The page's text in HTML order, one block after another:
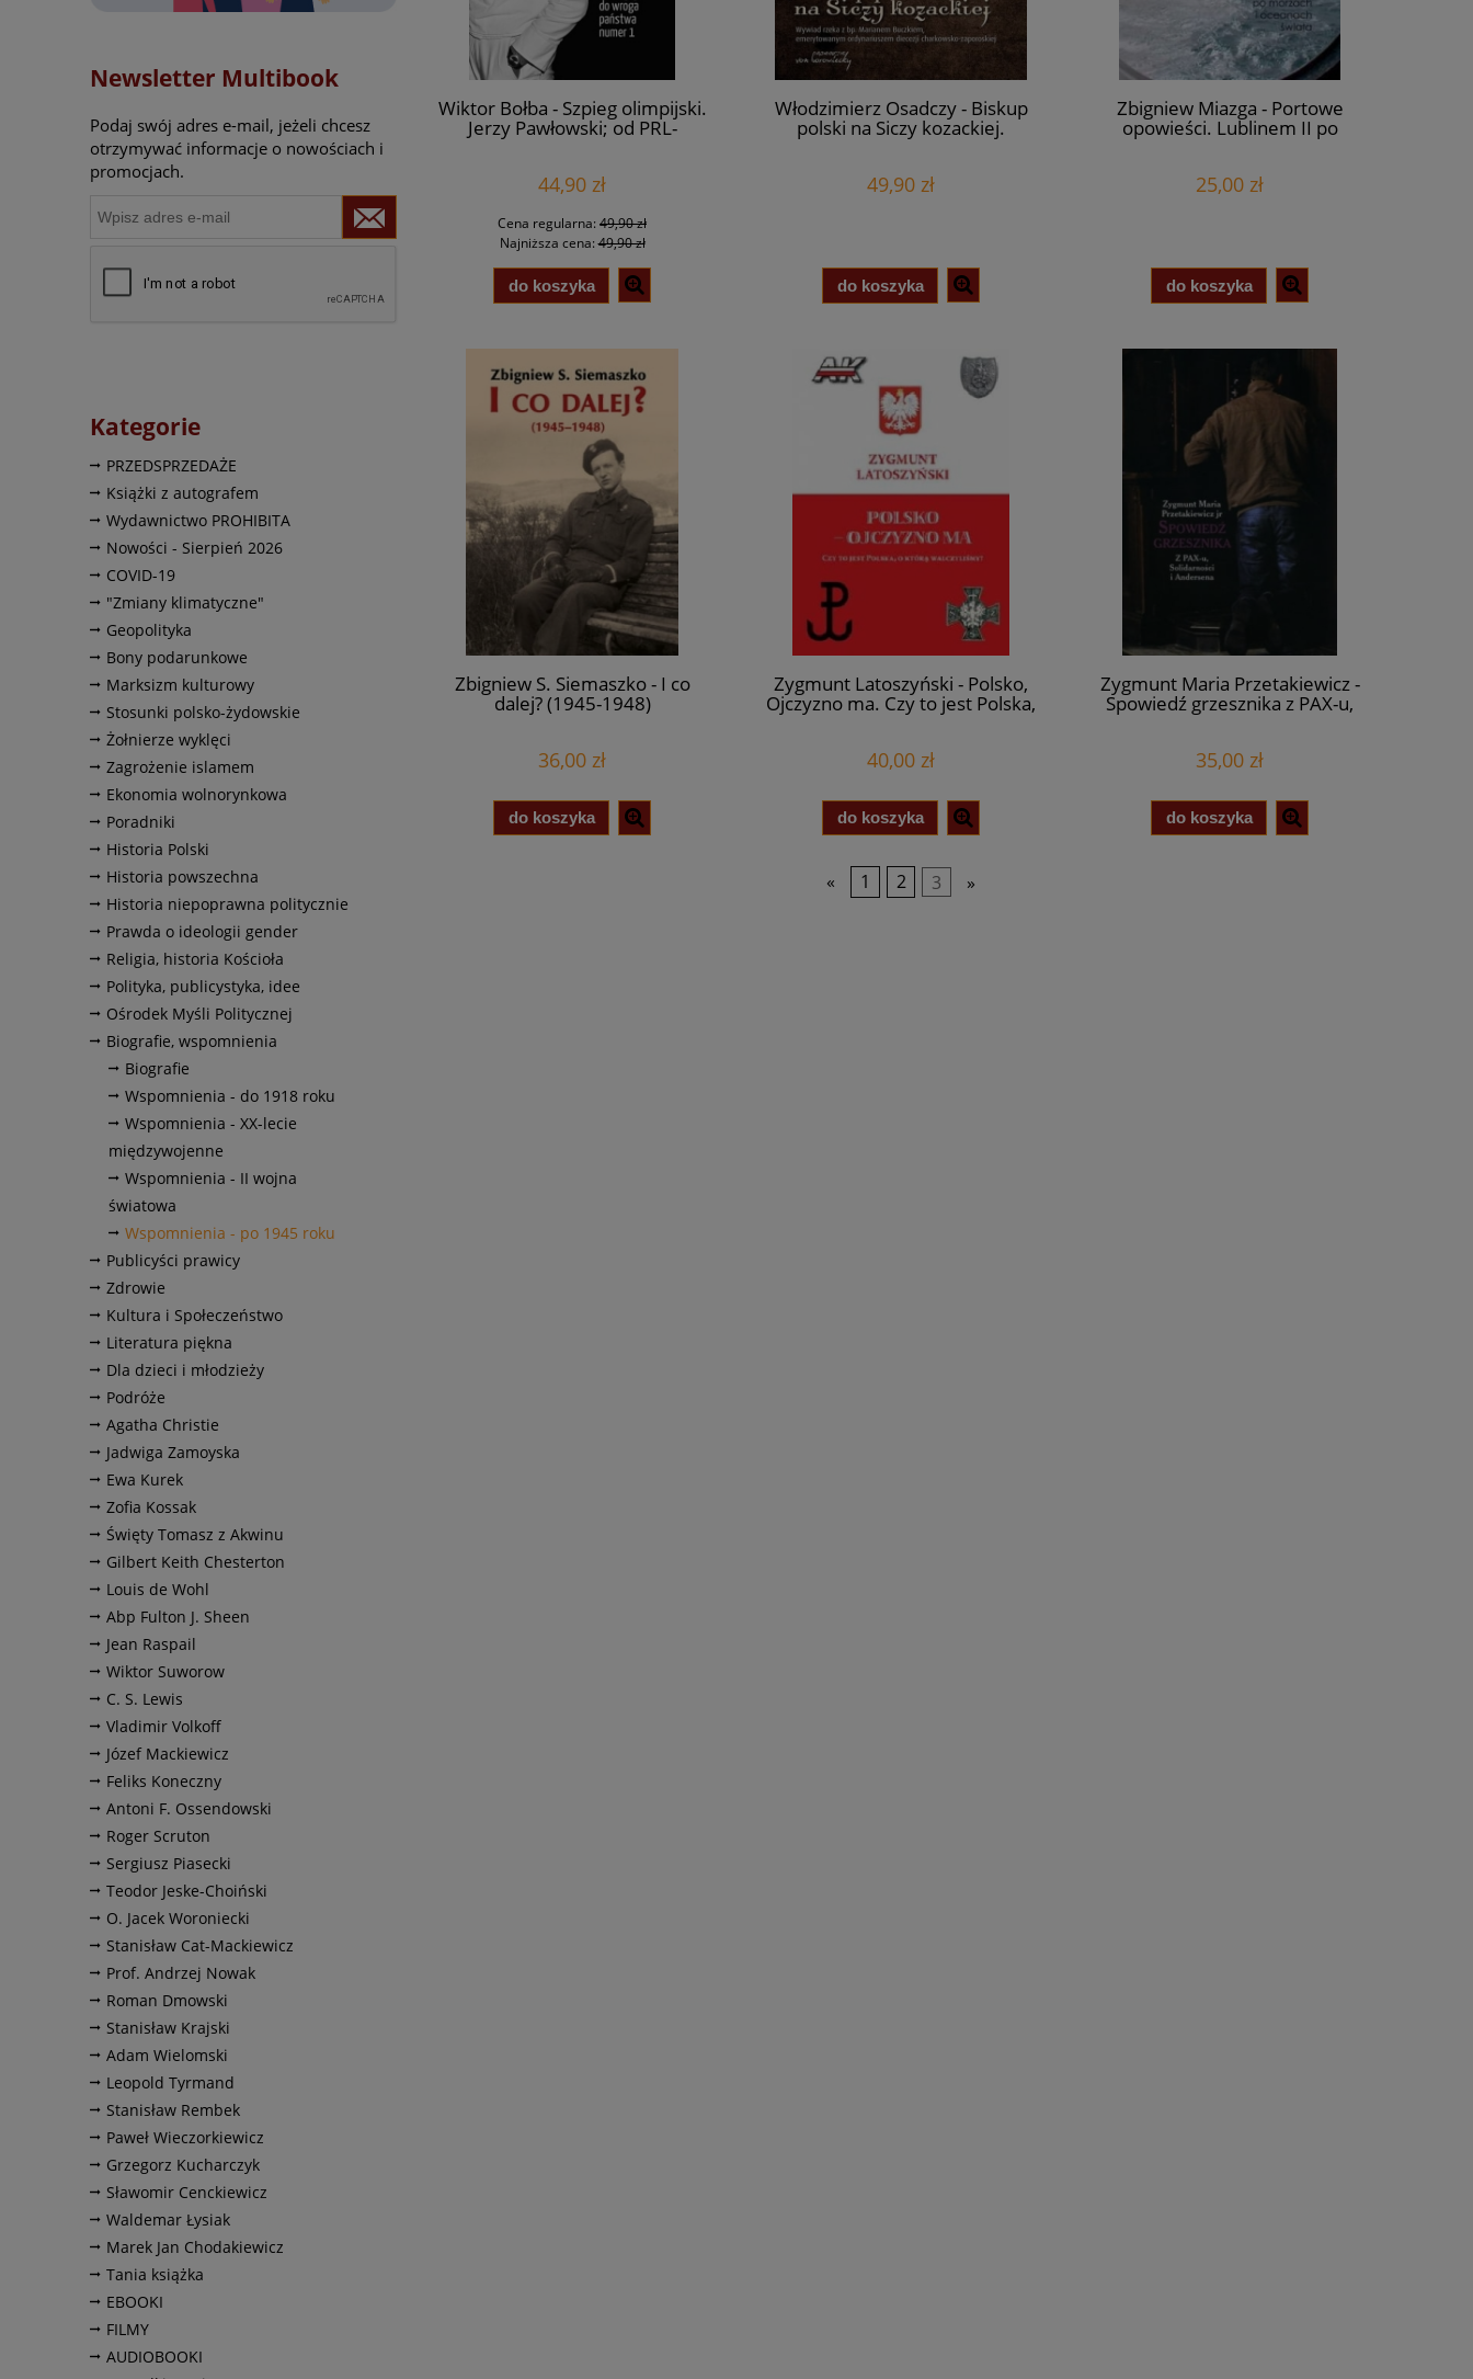
Newsletter Multibook
Podaj swój adres e-mail, jeżeli chcesz
otrzymywać informacje o nowościach i
promocjach.
Kategorie
PRZEDSPRZEDAŻE
Książki z autografem
Wydawnictwo PROHIBITA
Nowości - Sierpień 2026
COVID-19
"Zmiany klimatyczne"
Geopolityka
Bony podarunkowe
Marksizm kulturowy
Stosunki polsko-żydowskie
Żołnierze wyklęci
Zagrożenie islamem
Ekonomia wolnorynkowa
Poradniki
Historia Polski
Historia powszechna
Historia niepoprawna politycznie
Prawda o ideologii gender
Religia, historia Kościoła
Polityka, publicystyka, idee
Ośrodek Myśli Politycznej
Biografie, wspomnienia
Biografie
Wspomnienia - do 1918 roku
Wspomnienia - XX-lecie
międzywojenne
Wspomnienia - II wojna
światowa
Wspomnienia - po 1945 roku
Publicyści prawicy
Zdrowie
Kultura i Społeczeństwo
Literatura piękna
Dla dzieci i młodzieży
Podróże
Agatha Christie
Jadwiga Zamoyska
Ewa Kurek
Zofia Kossak
Święty Tomasz z Akwinu
Gilbert Keith Chesterton
Louis de Wohl
Abp Fulton J. Sheen
Jean Raspail
Wiktor Suworow
C. S. Lewis
Vladimir Volkoff
Józef Mackiewicz
Feliks Koneczny
Antoni F. Ossendowski
Roger Scruton
Sergiusz Piasecki
Teodor Jeske-Choiński
O. Jacek Woroniecki
Stanisław Cat-Mackiewicz
Prof. Andrzej Nowak
Roman Dmowski
Stanisław Krajski
Adam Wielomski
Leopold Tyrmand
Stanisław Rembek
Paweł Wieczorkiewicz
Grzegorz Kucharczyk
Sławomir Cenckiewicz
Waldemar Łysiak
Marek Jan Chodakiewicz
Tania książka
EBOOKI
FILMY
AUDIOBOOKI
Wiktor Bołba - Szpieg olimpijski.
Jerzy Pawłowski; od PRL-
owskiego celebryty do wroga
44,90 zł
Cena regularna: 49,90 zł
Najniższa cena:49,90 zł
do koszyka
Włodzimierz Osadczy - Biskup
polski na Siczy kozackiej.
Wywiad-rzeka z bp. Marianem
ordynariuszem diecezji
49,90 zł
do koszyka
Zbigniew Miazga - Portowe
opowieści. Lublinem II po
morzach i oceanach świata
25,00 zł
do koszyka
Zbigniew S. Siemaszko - I co
dalej? (1945-1948)
36,00 zł
do koszyka
Zygmunt Latoszyński - Polsko,
Ojczyzno ma. Czy to jest Polska,
o którą walczyliśmy?
40,00 zł
do koszyka
Zygmunt Maria Przetakiewicz -
Spowiedź grzesznika z PAX-u,
Solidarności i Andersena
35,00 zł
do koszyka
« 1 2 3 »